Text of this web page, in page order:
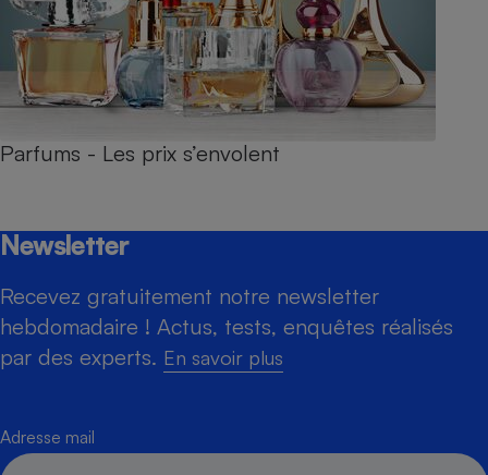
Parfums - Les prix s’envolent
Newsletter
Recevez gratuitement notre newsletter
hebdomadaire ! Actus, tests, enquêtes réalisés
par des experts. En savoir plus
Adresse mail